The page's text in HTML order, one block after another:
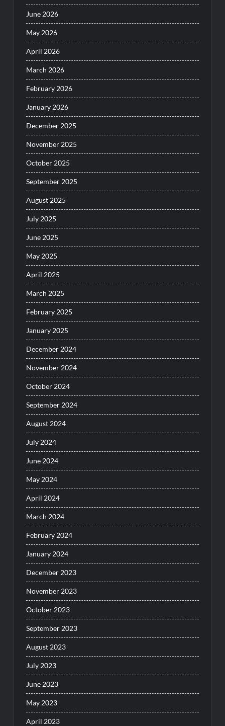
June 2026
May 2026
April 2026
March 2026
February 2026
January 2026
December 2025
November 2025
October 2025
September 2025
August 2025
July 2025
June 2025
May 2025
April 2025
March 2025
February 2025
January 2025
December 2024
November 2024
October 2024
September 2024
August 2024
July 2024
June 2024
May 2024
April 2024
March 2024
February 2024
January 2024
December 2023
November 2023
October 2023
September 2023
August 2023
July 2023
June 2023
May 2023
April 2023